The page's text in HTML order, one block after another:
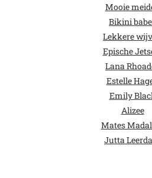
Mooie
Bikini
Lekkere
Epische
Lana
Estelle
Emily
Alizee
Mates
Jutta